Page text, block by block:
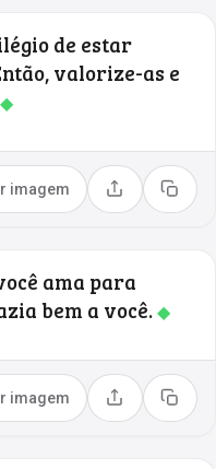
de estar
valorize-as e
◆
imagem Compartilhar
Copiar
ama para
bem a você.◆
imagem Compartilhar
Copiar